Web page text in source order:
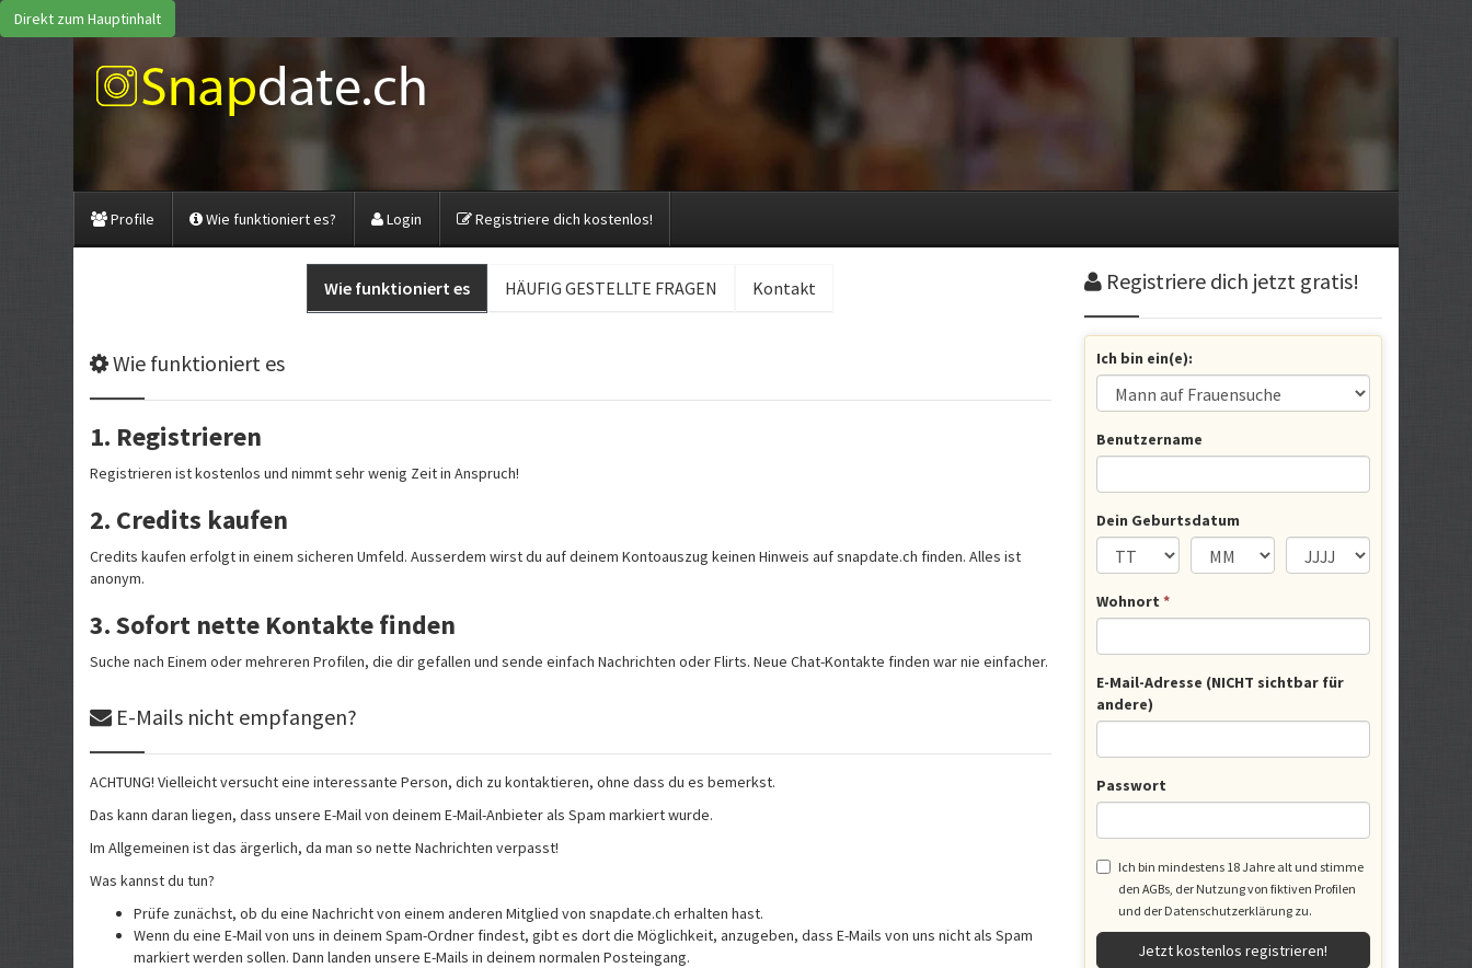
Direkt zum Hauptinhalt
Profile Wie funktioniert es? Login Registriere dich kostenlos!
Wie funktioniert es HÄUFIG GESTELLTE FRAGEN Kontakt
Wie funktioniert es
1. Registrieren
Registrieren ist kostenlos und nimmt sehr wenig Zeit in Anspruch!
2. Credits kaufen
Credits kaufen erfolgt in einem sicheren Umfeld. Ausserdem wirst du auf deinem Kontoauszug keinen Hinweis auf snapdate.ch finden. Alles ist
anonym.
3. Sofort nette Kontakte finden
Suche nach Einem oder mehreren Profilen, die dir gefallen und sende einfach Nachrichten oder Flirts. Neue Chat-Kontakte finden war nie einfacher.
E-Mails nicht empfangen?
ACHTUNG! Vielleicht versucht eine interessante Person, dich zu kontaktieren, ohne dass du es bemerkst.
Das kann daran liegen, dass unsere E-Mail von deinem E-Mail-Anbieter als Spam markiert wurde.
Im Allgemeinen ist das ärgerlich, da man so nette Nachrichten verpasst!
Was kannst du tun?
Prüfe zunächst, ob du eine Nachricht von einem anderen Mitglied von snapdate.ch erhalten hast.
Wenn du eine E-Mail von uns in deinem Spam-Ordner findest, gibt es dort die Möglichkeit, anzugeben, dass E-Mails von uns nicht als Spam
markiert werden sollen. Dann landen unsere E-Mails in deinem normalen Posteingang.
Registriere dich jetzt gratis!
Ich bin ein(e):
Benutzername
Dein Geburtsdatum
Wohnort *
E-Mail-Adresse (NICHT sichtbar für
andere)
Passwort
Ich bin mindestens 18 Jahre alt und stimme
den AGBs, der Nutzung von fiktiven Profilen
und der Datenschutzerklärungzu.
Jetzt kostenlos registrieren!